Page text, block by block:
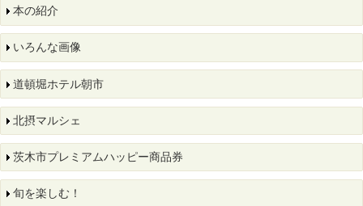
本の紹介
いろんな画像
道頓堀ホテル朝市
北摂マルシェ
茨木市プレミアムハッピー商品券
旬を楽しむ！